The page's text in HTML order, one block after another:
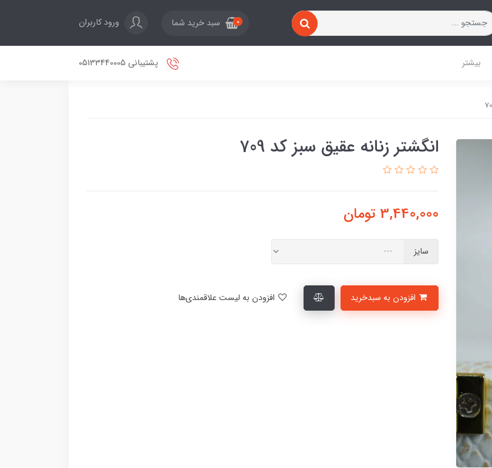
0 سبد خرید شما ورود کاربران
بیشتر پشتیبانی 05133440005
انگشتر زنانه عقیق سبز کد 709
3,440,000 تومان
سایز